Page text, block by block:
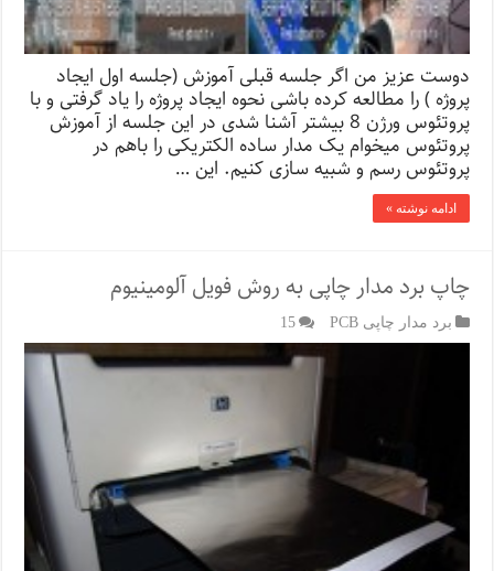
دوست عزیز من اگر جلسه قبلی آموزش (جلسه اول ایجاد
پروژه ) را مطالعه کرده باشی نحوه ایجاد پروژه را یاد گرفتی و با
پروتئوس ورژن 8 بیشتر آشنا شدی در این جلسه از آموزش
پروتئوس میخوام یک مدار ساده الکتریکی را باهم در
پروتئوس رسم و شبیه سازی کنیم. این …
ادامه نوشته »
چاپ برد مدار چاپی به روش فویل آلومینیوم
برد مدار چاپی PCB 15